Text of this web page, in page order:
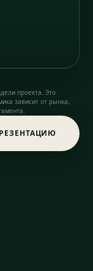
проекта. Это
зависит от рынка,